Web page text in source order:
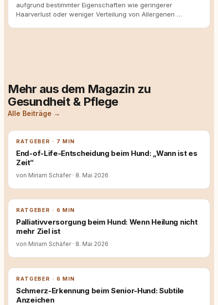
aufgrund bestimmter Eigenschaften wie geringerer
Haarverlust oder weniger Verteilung von Allergenen …
Mehr aus dem Magazin zu
Gesundheit & Pflege
Alle Beiträge →
RATGEBER · 7 MIN
End-of-Life-Entscheidung beim Hund: „Wann ist es
Zeit“
von Miriam Schäfer · 8. Mai 2026
RATGEBER · 6 MIN
Palliativversorgung beim Hund: Wenn Heilung nicht
mehr Ziel ist
von Miriam Schäfer · 8. Mai 2026
RATGEBER · 6 MIN
Schmerz-Erkennung beim Senior-Hund: Subtile
Anzeichen